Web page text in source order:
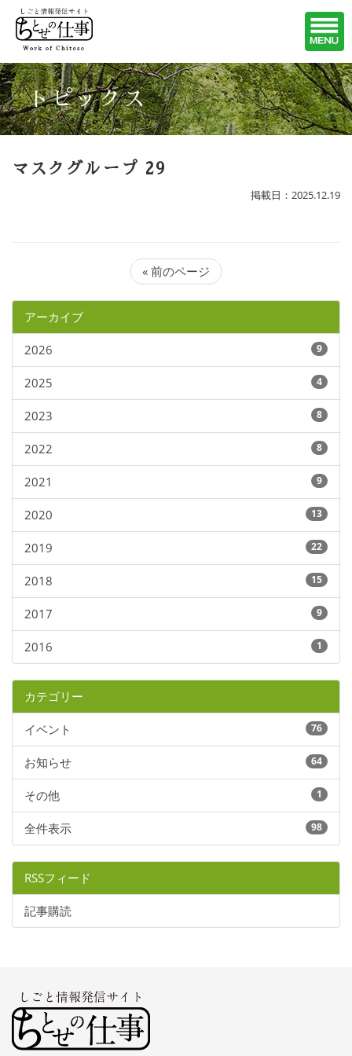
トピックス
マスクグループ 29
掲載日：2025.12.19
« 前のページ
アーカイブ
2026 9
2025 4
2023 8
2022 8
2021 9
2020 13
2019 22
2018 15
2017 9
2016 1
カテゴリー
イベント 76
お知らせ 64
その他 1
全件表示 98
RSSフィード
記事購読